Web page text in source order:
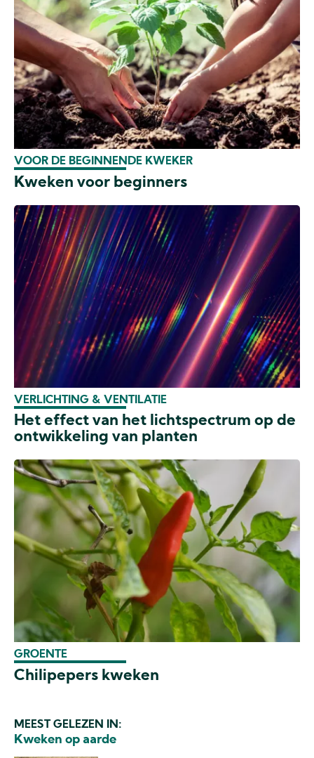
VOOR DE BEGINNENDE KWEKER
Kweken voor beginners
VERLICHTING & VENTILATIE
Het effect van het lichtspectrum op de
ontwikkeling van planten
GROENTE
Chilipepers kweken
MEEST GELEZEN IN:
Kweken op aarde